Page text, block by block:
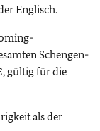
Englisch.
Schengen-
gültig für die
als der